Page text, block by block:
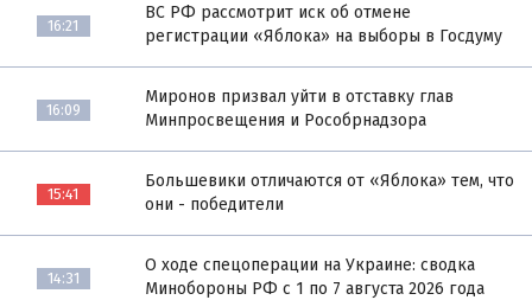
16:21
ВС РФ рассмотрит иск об отмене
регистрации «Яблока» на выборы в Госдуму
16:09
Миронов призвал уйти в отставку глав
Минпросвещения и Рособрнадзора
15:41
Большевики отличаются от «Яблока» тем, что
они - победители
14:31
О ходе спецоперации на Украине: сводка
Минобороны РФ с 1 по 7 августа 2026 года